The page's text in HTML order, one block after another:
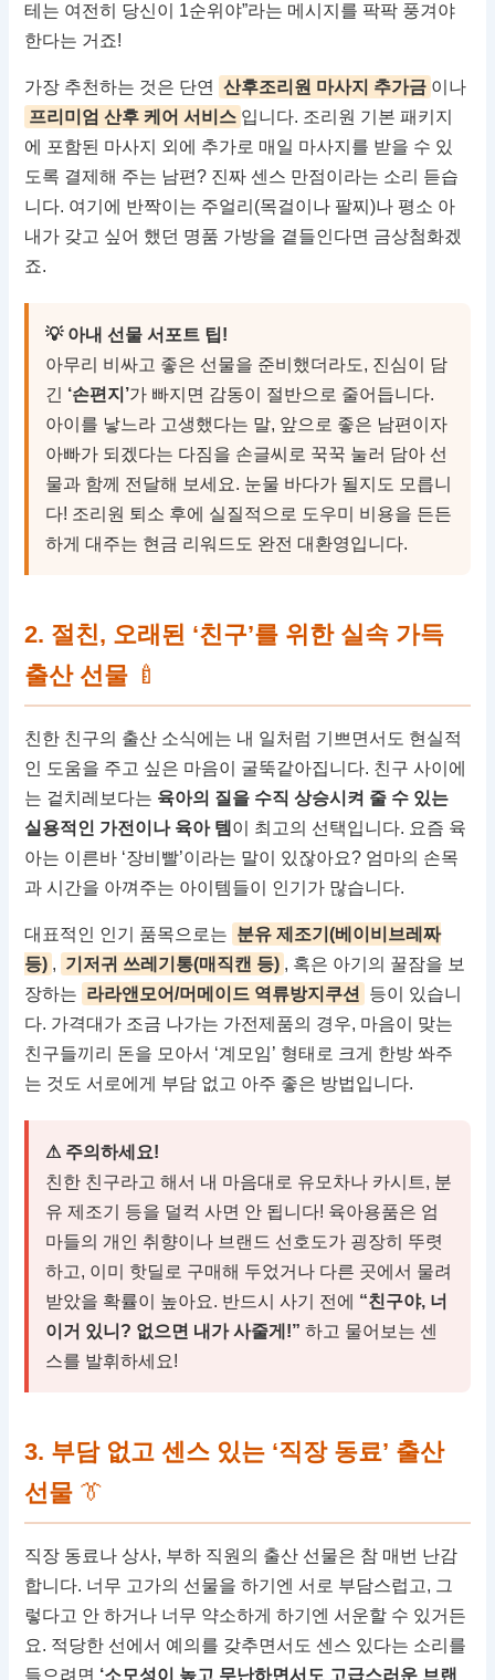
테는 여전히 당신이 1순위야”라는 메시지를 팍팍 풍겨야
한다는 거죠!
가장 추천하는 것은 단연 산후조리원 마사지 추가금 이나
프리미엄 산후 케어 서비스 입니다. 조리원 기본 패키지
에 포함된 마사지 외에 추가로 매일 마사지를 받을 수 있
도록 결제해 주는 남편? 진짜 센스 만점이라는 소리 듣습
니다. 여기에 반짝이는 주얼리(목걸이나 팔찌)나 평소 아
내가 갖고 싶어 했던 명품 가방을 곁들인다면 금상첨화겠
죠.
💡 아내 선물 서포트 팁!
아무리 비싸고 좋은 선물을 준비했더라도, 진심이 담
긴 ‘손편지’가 빠지면 감동이 절반으로 줄어듭니다.
아이를 낳느라 고생했다는 말, 앞으로 좋은 남편이자
아빠가 되겠다는 다짐을 손글씨로 꾹꾹 눌러 담아 선
물과 함께 전달해 보세요. 눈물 바다가 될지도 모릅니
다! 조리원 퇴소 후에 실질적으로 도우미 비용을 든든
하게 대주는 현금 리워드도 완전 대환영입니다.
2. 절친, 오래된 ‘친구’를 위한 실속 가득
출산 선물 🍼
친한 친구의 출산 소식에는 내 일처럼 기쁘면서도 현실적
인 도움을 주고 싶은 마음이 굴뚝같아집니다. 친구 사이에
는 겉치레보다는 육아의 질을 수직 상승시켜 줄 수 있는
실용적인 가전이나 육아 템 이 최고의 선택입니다. 요즘 육
아는 이른바 ‘장비빨’이라는 말이 있잖아요? 엄마의 손목
과 시간을 아껴주는 아이템들이 인기가 많습니다.
대표적인 인기 품목으로는 분유 제조기(베이비브레짜
등) , 기저귀 쓰레기통(매직캔 등) , 혹은 아기의 꿀잠을 보
장하는 라라앤모어/머메이드 역류방지쿠션
등이 있습니
다. 가격대가 조금 나가는 가전제품의 경우, 마음이 맞는
친구들끼리 돈을 모아서 ‘계모임’ 형태로 크게 한방 쏴주
는 것도 서로에게 부담 없고 아주 좋은 방법입니다.
⚠ 주의하세요!
친한 친구라고 해서 내 마음대로 유모차나 카시트, 분
유 제조기 등을 덜컥 사면 안 됩니다! 육아용품은 엄
마들의 개인 취향이나 브랜드 선호도가 굉장히 뚜렷
하고, 이미 핫딜로 구매해 두었거나 다른 곳에서 물려
받았을 확률이 높아요. 반드시 사기 전에 “친구야, 너
이거 있니? 없으면 내가 사줄게!” 하고 물어보는 센
스를 발휘하세요!
3. 부담 없고 센스 있는 ‘직장 동료’ 출산
선물 👔
직장 동료나 상사, 부하 직원의 출산 선물은 참 매번 난감
합니다. 너무 고가의 선물을 하기엔 서로 부담스럽고, 그
렇다고 안 하거나 너무 약소하게 하기엔 서운할 수 있거든
요. 적당한 선에서 예의를 갖추면서도 센스 있다는 소리를
들으려면 ‘소모성이 높고 무난하면서도 고급스러운 브랜